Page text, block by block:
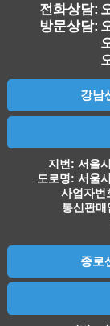
전화상담:
방문상담:
강남
지번: 서울
도로명: 서울
사업자
통신판
종로